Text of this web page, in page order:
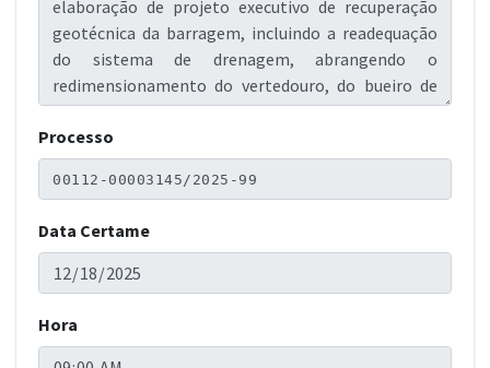
Processo
Data Certame
Hora